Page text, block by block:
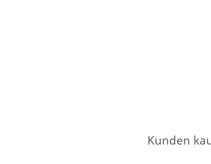
Kunden